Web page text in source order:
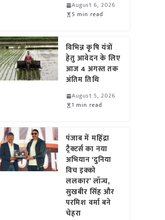
August 6, 2026
5 min read
विभिन्न कृषि यंत्रों
हेतु आवेदन के लिए
आज 4 अगस्त तक
अंतिम तिथि
August 5, 2026
1 min read
पंजाब में महिंद्रा
ट्रैक्टर्स का नया
अभियान ‘दुनिया
विच इक्को
ललकार’ लॉन्च,
सुखबीर सिंह और
परमिश वर्मा बने
चेहरा